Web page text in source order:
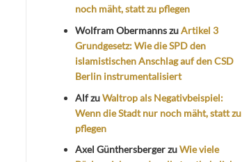
noch mäht, statt zu pflegen
Wolfram ObermannszuArtikel 3
Grundgesetz: Wie die SPD den
islamistischen Anschlag auf den CSD
Berlin instrumentalisiert
AlfzuWaltrop als Negativbeispiel:
Wenn die Stadt nur noch mäht, statt zu
pflegen
Axel GünthersbergerzuWie viele